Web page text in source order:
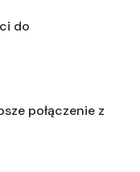
do
połączenie z